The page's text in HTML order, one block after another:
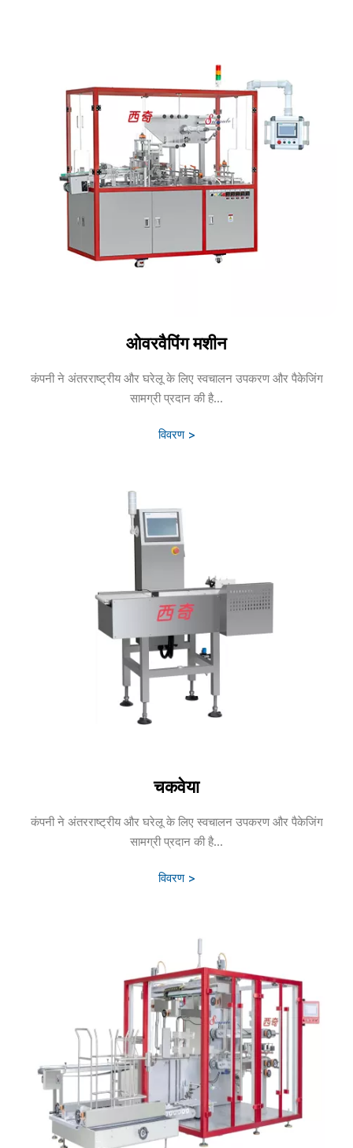
ओवरवैपिंग मशीन
कंपनी ने अंतरराष्ट्रीय और घरेलू के लिए स्वचालन उपकरण और पैकेजिंग
सामग्री प्रदान की है...
विवरण >
चकवेया
कंपनी ने अंतरराष्ट्रीय और घरेलू के लिए स्वचालन उपकरण और पैकेजिंग
सामग्री प्रदान की है...
विवरण >